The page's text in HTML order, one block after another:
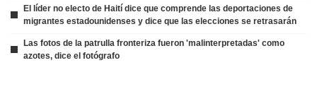
El líder no electo de Haití dice que comprende las deportaciones de
migrantes estadounidenses y dice que las elecciones se retrasarán
Las fotos de la patrulla fronteriza fueron 'malinterpretadas' como
azotes, dice el fotógrafo